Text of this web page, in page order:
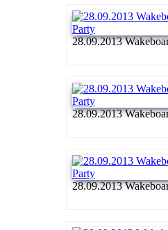
28.09.2013
28.09.2013
28.09.2013